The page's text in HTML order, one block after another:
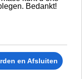
gamma
een
verwachtingen